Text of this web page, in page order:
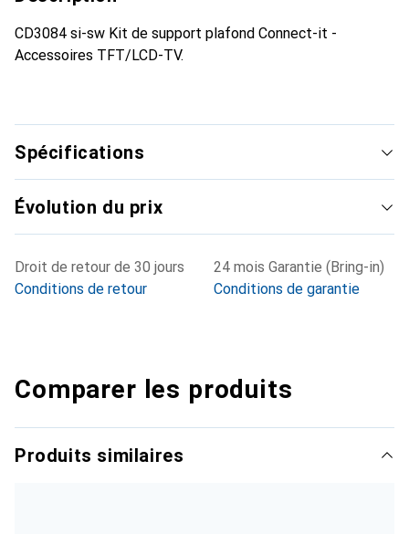
CD3084 si-sw Kit de support plafond Connect-it -
Accessoires TFT/LCD-TV.
Spécifications
Évolution du prix
Droit de retour de 30 jours
Conditions de retour
24 mois Garantie (Bring-in)
Conditions de garantie
Comparer les produits
Produits similaires